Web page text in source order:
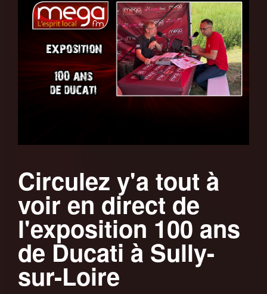
Circulez y'a tout à
voir en direct de
l'exposition 100 ans
de Ducati à Sully-
sur-Loire